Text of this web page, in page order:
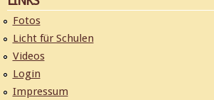
Fotos
Licht für Schulen
Videos
Login
Impressum